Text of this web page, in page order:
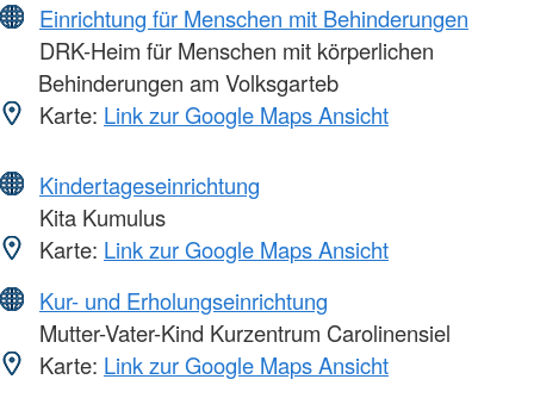
Einrichtung für Menschen mit Behinderungen
DRK-Heim für Menschen mit körperlichen
Behinderungen am Volksgarteb
Karte: Link zur Google Maps Ansicht
Kindertageseinrichtung
Kita Kumulus
Karte: Link zur Google Maps Ansicht
Kur- und Erholungseinrichtung
Mutter-Vater-Kind Kurzentrum Carolinensiel
Karte: Link zur Google Maps Ansicht